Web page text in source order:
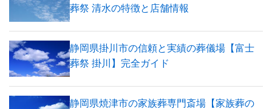
葬祭 清水の特徴と店舗情報
静岡県掛川市の信頼と実績の葬儀場【富士
葬祭 掛川】完全ガイド
静岡県焼津市の家族葬専門斎場【家族葬の